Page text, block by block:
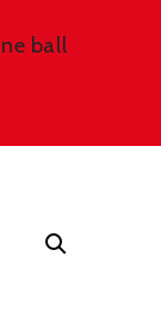
ball